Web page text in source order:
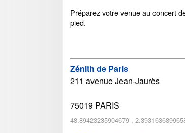
Préparez votre venue au concert
pied.
Zénith de Paris
211 avenue Jean-Jaurès
75019 PARIS
48.89423235904679 ,